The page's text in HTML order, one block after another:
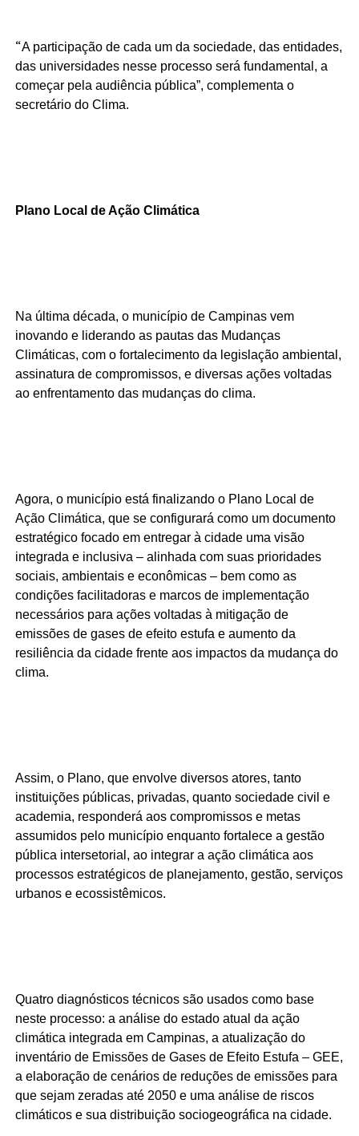
“A participação de cada um da sociedade, das entidades,
das universidades nesse processo será fundamental, a
começar pela audiência pública”, complementa o
secretário do Clima.
Plano Local de Ação Climática
Na última década, o município de Campinas vem
inovando e liderando as pautas das Mudanças
Climáticas, com o fortalecimento da legislação ambiental,
assinatura de compromissos, e diversas ações voltadas
ao enfrentamento das mudanças do clima.
Agora, o município está finalizando o Plano Local de
Ação Climática, que se configurará como um documento
estratégico focado em entregar à cidade uma visão
integrada e inclusiva – alinhada com suas prioridades
sociais, ambientais e econômicas – bem como as
condições facilitadoras e marcos de implementação
necessários para ações voltadas à mitigação de
emissões de gases de efeito estufa e aumento da
resiliência da cidade frente aos impactos da mudança do
clima.
Assim, o Plano, que envolve diversos atores, tanto
instituições públicas, privadas, quanto sociedade civil e
academia, responderá aos compromissos e metas
assumidos pelo município enquanto fortalece a gestão
pública intersetorial, ao integrar a ação climática aos
processos estratégicos de planejamento, gestão, serviços
urbanos e ecossistêmicos.
Quatro diagnósticos técnicos são usados como base
neste processo: a análise do estado atual da ação
climática integrada em Campinas, a atualização do
inventário de Emissões de Gases de Efeito Estufa – GEE,
a elaboração de cenários de reduções de emissões para
que sejam zeradas até 2050 e uma análise de riscos
climáticos e sua distribuição sociogeográfica na cidade.